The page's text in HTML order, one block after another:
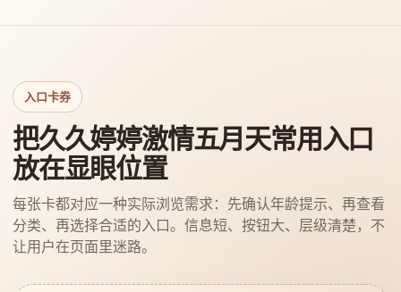
入口卡券
把久久婷婷激情五月天常用入口
放在显眼位置
每张卡都对应一种实际浏览需求：先确认年龄提示、再查看
分类、再选择合适的入口。信息短、按钮大、层级清楚，不
让用户在页面里迷路。